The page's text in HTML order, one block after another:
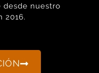
desde nuestro
2016.